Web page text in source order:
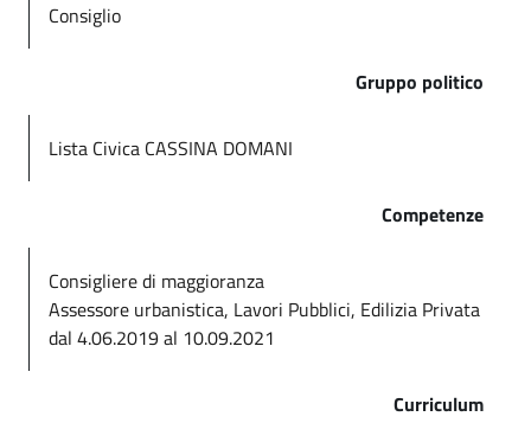
Consiglio
Gruppo politico
Lista Civica CASSINA DOMANI
Competenze
Consigliere di maggioranza
Assessore urbanistica, Lavori Pubblici, Edilizia Privata
dal 4.06.2019 al 10.09.2021
Curriculum